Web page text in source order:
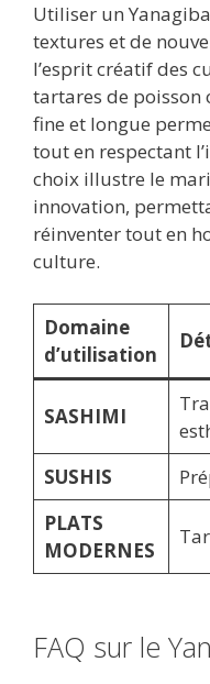
Utiliser un
textures et de
l’esprit créatif des
tartares de poisson
fine et longue
tout en respectant
choix illustre le
innovation,
réinventer tout en
culture.
Domaine
d’utilisation
SASHIMI
SUSHIS
PLATS
MODERNES
FAQ sur le